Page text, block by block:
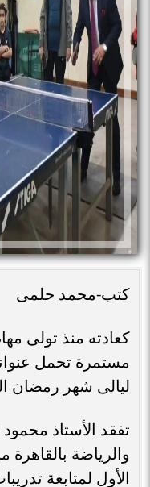
كتب-محمد حلمى
كعادته منذ تولى
مستمرة تحمل
ليالى شهر رمضان
تفقد الأستاذ
والرياضة بالقاهرة
الأول لمتابعة